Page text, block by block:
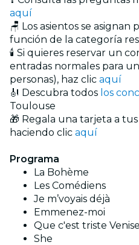
aquí
🪑 Los asientos se
función de la categoría
🕯️ Si quieres reservar un
entradas normales para
personas), haz clic aquí
🎻 Descubra todos los
Toulouse
🎁 Regala una tarjeta a
haciendo clic aquí
Programa
La Bohème
Les Comédiens
Je m’voyais déjà
Emmenez-moi
Que c'est triste Venise
She